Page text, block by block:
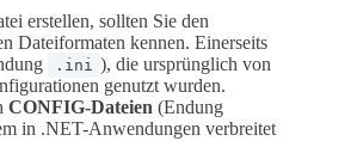
erstellen, sollten Sie den
Dateiformaten kennen. Einerseits
.ini ), die ursprünglich von
genutzt wurden.
CONFIG-Dateien (Endung
in .NET-Anwendungen verbreitet